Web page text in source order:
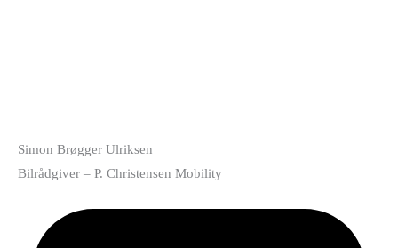
Simon Brøgger Ulriksen
Bilrådgiver – P. Christensen Mobility